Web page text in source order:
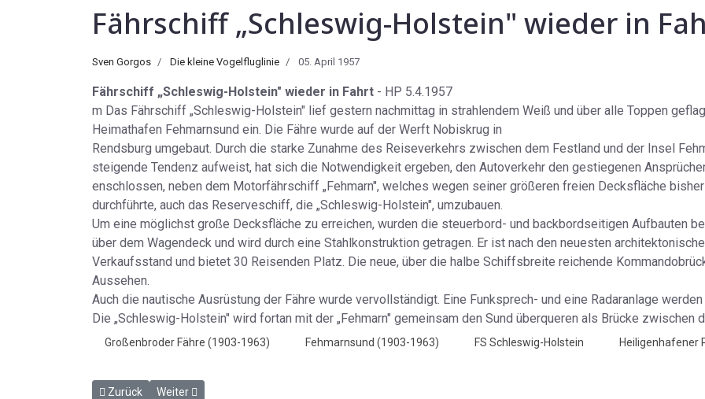
Fährschiff „Schleswig-Holstein" wieder in
Sven Gorgos Die kleine Vogelfluglinie 05. April 1957
Fährschiff „Schleswig-Holstein" wieder in Fahrt - HP 5.4.1957
m Das Fährschiff „Schleswig-Holstein" lief gestern nachmittag in strahlendem Weiß und über alle Toppen
Heimathafen Fehmarnsund ein. Die Fähre wurde auf der Werft Nobiskrug in
Rendsburg umgebaut. Durch die starke Zunahme des Reiseverkehrs zwischen dem Festland und der Insel
steigende Tendenz aufweist, hat sich die Notwendigkeit ergeben, den Autoverkehr den gestiegenen
enschlossen, neben dem Motorfährschiff „Fehmarn", welches wegen seiner größeren freien Decksfläche
durchführte, auch das Reserveschiff, die „Schleswig-Holstein", umzubauen.
Um eine möglichst große Decksfläche zu erreichen, wurden die steuerbord- und backbordseitigen Aufbauten
über dem Wagendeck und wird durch eine Stahlkonstruktion getragen. Er ist nach den neuesten
Verkaufsstand und bietet 30 Reisenden Platz. Die neue, über die halbe Schiffsbreite reichende
Aussehen.
Auch die nautische Ausrüstung der Fähre wurde vervollständigt. Eine Funksprech- und eine Radaranlage
Die „Schleswig-Holstein" wird fortan mit der „Fehmarn" gemeinsam den Sund überqueren als Brücke zwischen
Großenbroder Fähre (1903-1963) Fehmarnsund (1903-1963) FS Schleswig-Holstein Heiligenhafener
Vorheriger Beitrag: Alt - aber voll Energie - HP 2.4.1957
Zurück Nächster Beitrag: Seebohm will auch andere Laender an der Vogelfluglinie interessieren - HP 5.4.1957
Weiter